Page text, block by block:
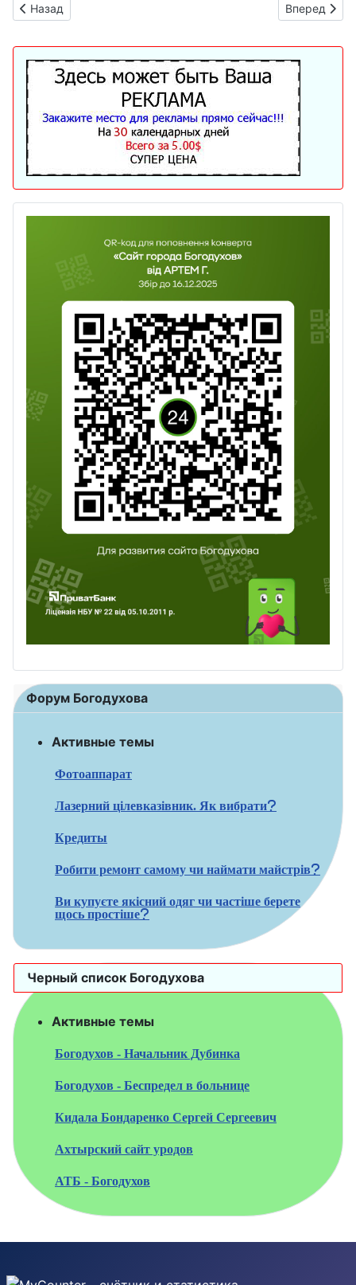
Предыдущий: Карта воздушных тревог в Украине онлайн
Назад Следующий:
Вперед
Форум Богодухова
Активные темы
Фотоаппарат
Лазерний цілевказівник. Як вибрати?
Кредиты
Робити ремонт самому чи наймати майстрів?
Ви купуєте якісний одяг чи частіше берете
щось простіше?
Черный список Богодухова
Активные темы
Богодухов - Начальник Дубинка
Богодухов - Беспредел в больнице
Кидала Бондаренко Сергей Сергеевич
Ахтырский сайт уродов
АТБ - Богодухов